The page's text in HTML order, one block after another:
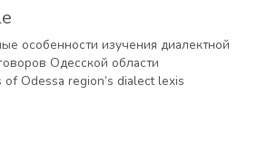
особенности изучения диалектной
Одесской области
Odessa region’s dialect lexis